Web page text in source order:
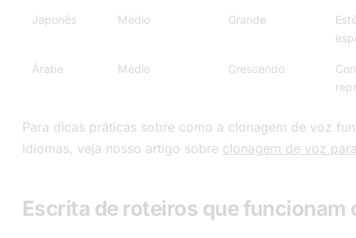
Japonês Médio Grande
Árabe Médio Crescendo
Para dicas práticas sobre como a clonagem de voz
idiomas, veja nosso artigo sobre clonagem de voz
Escrita de roteiros que funcionam